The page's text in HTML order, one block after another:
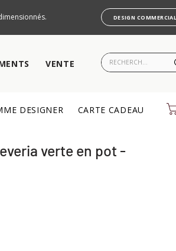
DESIGN COMMERCIAL
VENTE
DESIGNER CARTE CADEAU
verte en pot -